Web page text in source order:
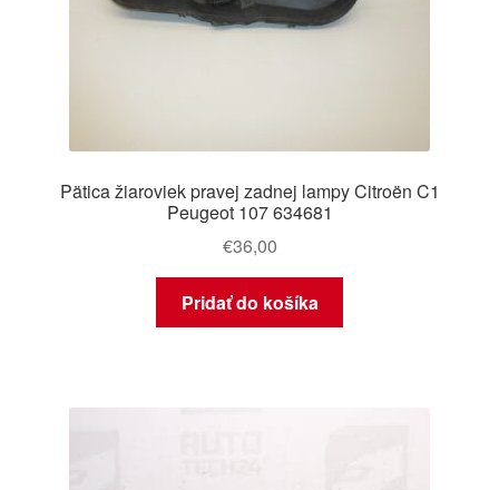
Pätica žiaroviek pravej zadnej lampy Citroën C1
Peugeot 107 634681
€36,00
Pridať do košíka